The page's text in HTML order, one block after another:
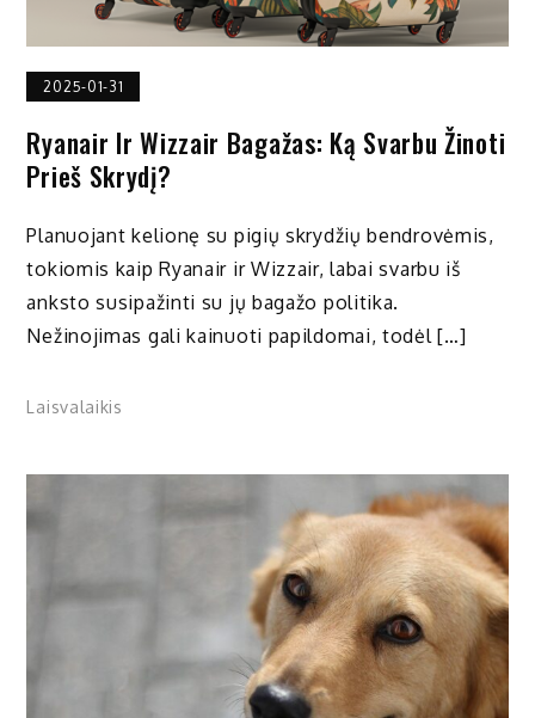
2025-01-31
Ryanair Ir Wizzair Bagažas: Ką Svarbu Žinoti
Prieš Skrydį?
Planuojant kelionę su pigių skrydžių bendrovėmis,
tokiomis kaip Ryanair ir Wizzair, labai svarbu iš
anksto susipažinti su jų bagažo politika.
Nežinojimas gali kainuoti papildomai, todėl […]
Laisvalaikis